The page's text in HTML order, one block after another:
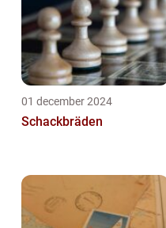
01 december 2024
Schackbräden